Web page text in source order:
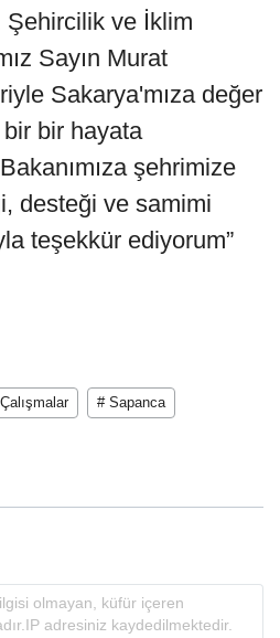
Şehircilik ve İklim
Sayın Murat
Sakarya'mıza değer
bir bir hayata
şehrimize
desteği ve samimi
teşekkür ediyorum”
# Sapanca